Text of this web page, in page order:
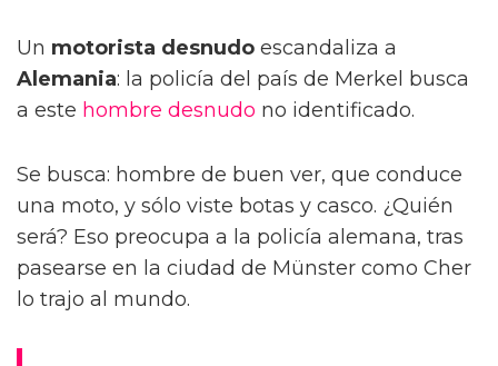
Un motorista desnudo escandaliza a
Alemania: la policía del país de Merkel busca
a este hombre desnudo no identificado.
Se busca: hombre de buen ver, que conduce
una moto, y sólo viste botas y casco. ¿Quién
será? Eso preocupa a la policía alemana, tras
pasearse en la ciudad de Münster como Cher
lo trajo al mundo.